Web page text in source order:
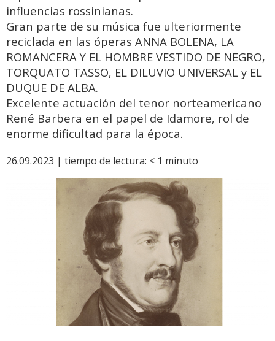
influencias rossinianas.
Gran parte de su música fue ulteriormente
reciclada en las óperas ANNA BOLENA, LA
ROMANCERA Y EL HOMBRE VESTIDO DE NEGRO,
TORQUATO TASSO, EL DILUVIO UNIVERSAL y EL
DUQUE DE ALBA.
Excelente actuación del tenor norteamericano
René Barbera en el papel de Idamore, rol de
enorme dificultad para la época.
26.09.2023 | tiempo de lectura: < 1 minuto